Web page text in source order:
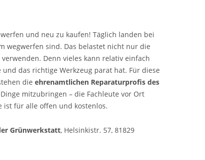
und neu zu kaufen! Täglich landen bei
wegwerfen sind. Das belastet nicht nur die
Denn vieles kann relativ einfach
das richtige Werkzeug parat hat. Für diese
die ehrenamtlichen Reparaturprofis des
mitzubringen – die Fachleute vor Ort
ist für alle offen und kostenlos.
Grünwerkstatt, Helsinkistr. 57, 81829